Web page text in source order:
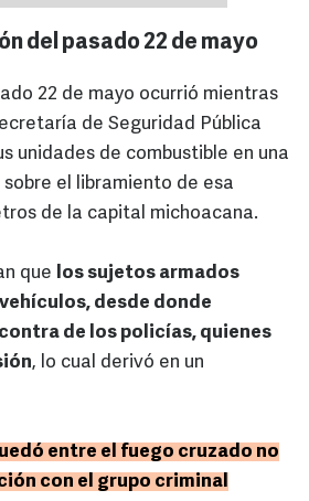
del pasado 22 de mayo
22 de mayo ocurrió mientras
de Seguridad Pública
unidades de combustible en una
el libramiento de esa
de la capital michoacana.
que los sujetos armados
desde donde
de los policías, quienes
, lo cual derivó en un
entre el fuego cruzado no
con el grupo criminal